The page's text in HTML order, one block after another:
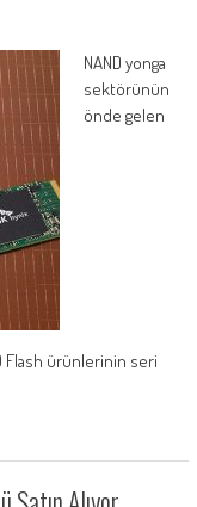
NAND yonga
sektörünün
önde gelen
Flash ürünlerinin seri